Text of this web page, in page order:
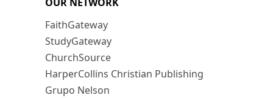
FaithGateway
StudyGateway
ChurchSource
HarperCollins Christian Publishing
Grupo Nelson